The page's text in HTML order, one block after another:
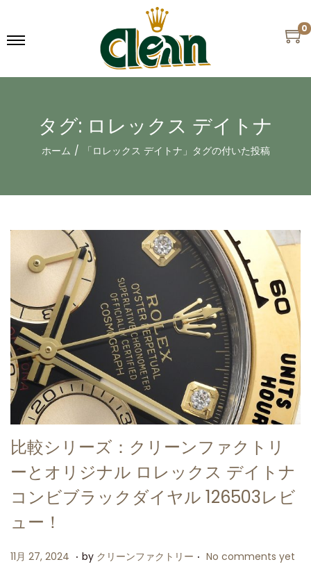
0
タグ: ロレックス デイトナ
ホーム / 「ロレックス デイトナ」タグの付いた投稿
比較シリーズ：クリーンファクトリ
ーとオリジナル ロレックス デイトナ
コンビブラックダイヤル 126503レビ
ュー！
P
11月 27, 2024 . by クリーンファクトリー . No comments yet